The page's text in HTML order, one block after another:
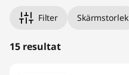
p
Filter Skärmstorlek
15 resultat